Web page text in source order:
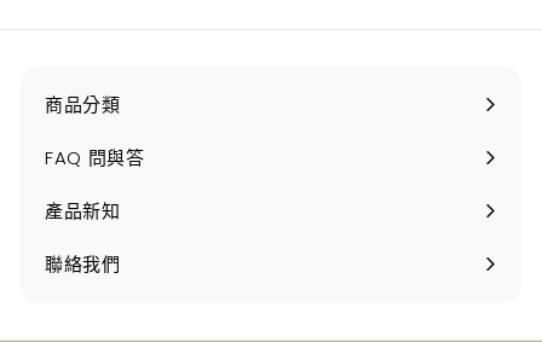
0
.
商品分類
打
開
FAQ 問與答
產品新知
聯絡我們